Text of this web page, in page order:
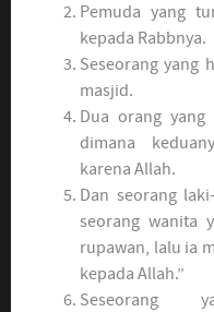
Pemuda yang
kepada Rabbnya.
Seseorang yang
masjid.
Dua orang yang
dimana
karena Allah.
Dan seorang
seorang wanita
rupawan, lalu ia
kepada Allah.”
Seseorang